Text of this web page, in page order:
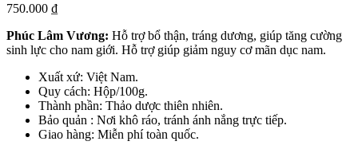
750.000 ₫
Phúc Lâm Vương: Hỗ trợ bổ thận, tráng dương, giúp tăng cường
sinh lực cho nam giới. Hỗ trợ giúp giảm nguy cơ mãn dục nam.
Xuất xứ: Việt Nam.
Quy cách: Hộp/100g.
Thành phần: Thảo dược thiên nhiên.
Bảo quản : Nơi khô ráo, tránh ánh nắng trực tiếp.
Giao hàng: Miễn phí toàn quốc.